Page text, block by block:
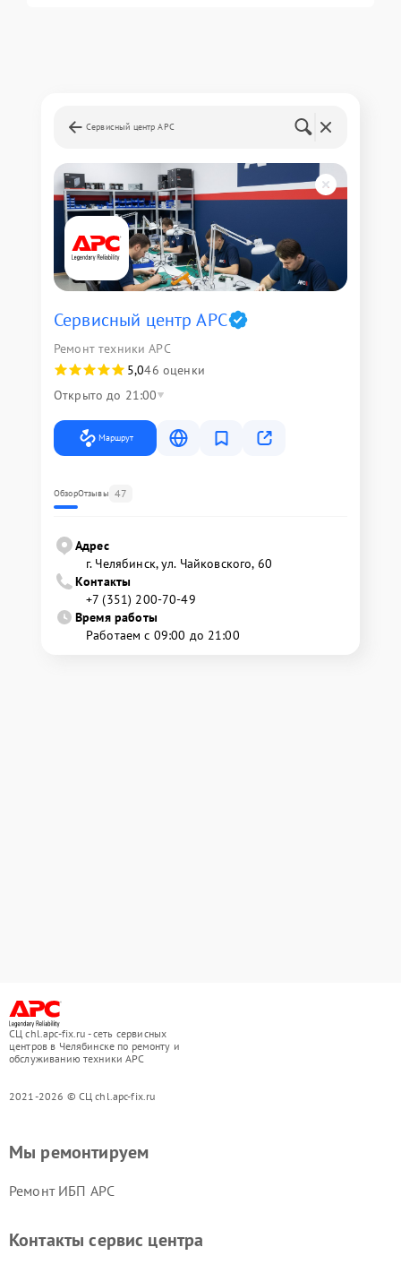
Сервисный центр APC
Сервисный центр APC
Ремонт техники APC
5,046 оценки
Открыто до 21:00
Маршрут
ОбзорОтзывы 47
Адрес
г. Челябинск, ул. Чайковского, 60
Контакты
+7 (351) 200-70-49
Время работы
Работаем с 09:00 до 21:00
СЦ chl.apc-fix.ru - сеть сервисных
центров в Челябинске по ремонту и
обслуживанию техники APC
2021-2026 © СЦ chl.apc-fix.ru
Мы ремонтируем
Ремонт ИБП APC
Контакты сервис центра